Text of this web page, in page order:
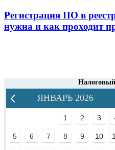
Регистрация ПО в
нужна и как проходит
ЯНВАРЬ 2026
1 2 3
5 6 7 8 9 10